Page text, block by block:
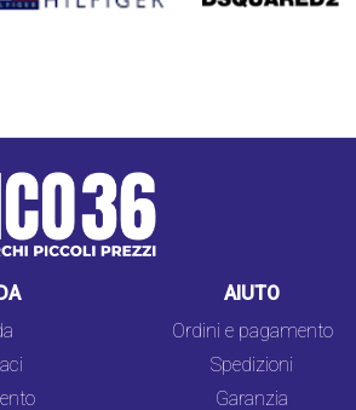
AIUTO
Ordini e pagamento
Spedizioni
Garanzia